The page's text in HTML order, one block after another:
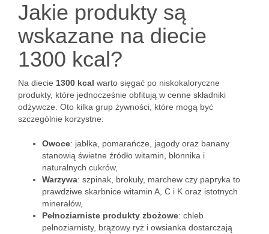
Jakie produkty są
wskazane na diecie
1300 kcal?
Na diecie 1300 kcal warto sięgać po niskokaloryczne
produkty, które jednocześnie obfitują w cenne składniki
odżywcze. Oto kilka grup żywności, które mogą być
szczególnie korzystne:
Owoce: jabłka, pomarańcze, jagody oraz banany
stanowią świetne źródło witamin, błonnika i
naturalnych cukrów,
Warzywa: szpinak, brokuły, marchew czy papryka to
prawdziwe skarbnice witamin A, C i K oraz istotnych
minerałów,
Pełnoziarniste produkty zbożowe: chleb
pełnoziarnisty, brązowy ryż i owsianka dostarczają